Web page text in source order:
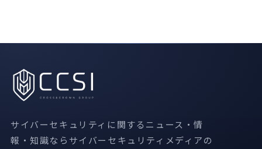
サイバーセキュリティに関するニュース・情
報・知識ならサイバーセキュリティメディアの